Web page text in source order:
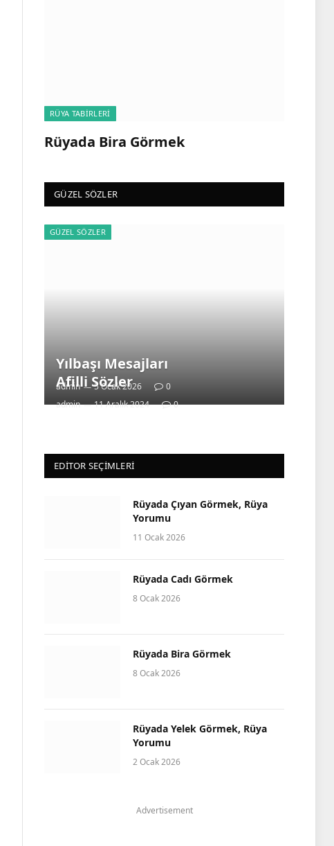
RÜYA TABIRLERI
Rüyada Bira Görmek
GÜZEL SÖZLER
GÜZEL SÖZLER
Yılbaşı Mesajları
admin 5 Ocak 2026 0
Afilli Sözler
admin 11 Aralık 2024 0
EDITOR SEÇIMLERI
Rüyada Çıyan Görmek, Rüya
Yorumu
11 Ocak 2026
Rüyada Cadı Görmek
8 Ocak 2026
Rüyada Bira Görmek
8 Ocak 2026
Rüyada Yelek Görmek, Rüya
Yorumu
2 Ocak 2026
Advertisement